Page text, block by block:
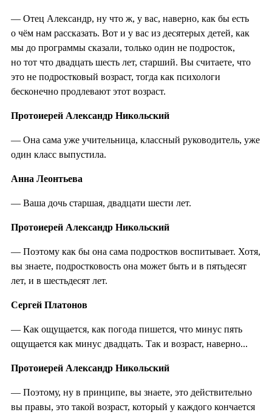
— Отец Александр, ну что ж, у вас, наверно, как бы есть
о чём нам рассказать. Вот и у вас из десятерых детей, как
мы до программы сказали, только один не подросток,
но тот что двадцать шесть лет, старший. Вы считаете, что
это не подростковый возраст, тогда как психологи
бесконечно продлевают этот возраст.
Протоиерей Александр Никольский
— Она сама уже учительница, классный руководитель, уже
один класс выпустила.
Анна Леонтьева
— Ваша дочь старшая, двадцати шести лет.
Протоиерей Александр Никольский
— Поэтому как бы она сама подростков воспитывает. Хотя,
вы знаете, подростковость она может быть и в пятьдесят
лет, и в шестьдесят лет.
Сергей Платонов
— Как ощущается, как погода пишется, что минус пять
ощущается как минус двадцать. Так и возраст, наверно...
Протоиерей Александр Никольский
— Поэтому, ну в принципе, вы знаете, это действительно
вы правы, это такой возраст, который у каждого кончается